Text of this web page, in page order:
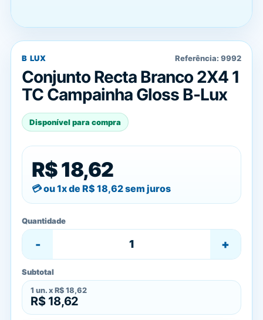
B LUX Referência: 9992
Conjunto Recta Branco 2X4 1
TC Campainha Gloss B-Lux
Disponível para compra
R$ 18,62
ou 1x de R$ 18,62sem juros
Quantidade
- +
Subtotal
1 un. x R$ 18,62
R$ 18,62